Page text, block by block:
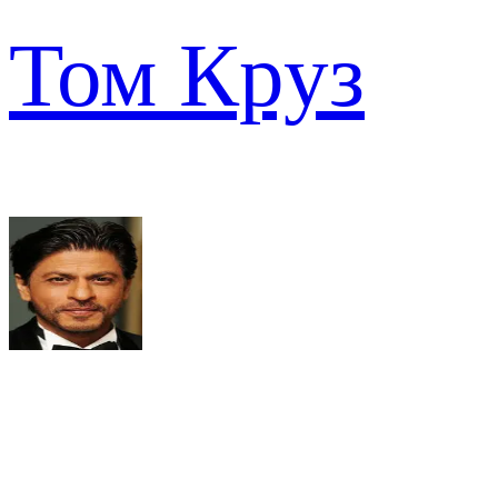
Том Круз